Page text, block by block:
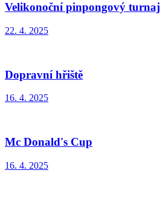
Velikonoční pinpongový turnaj
22. 4. 2025
Dopravní hřiště
16. 4. 2025
Mc Donald's Cup
16. 4. 2025